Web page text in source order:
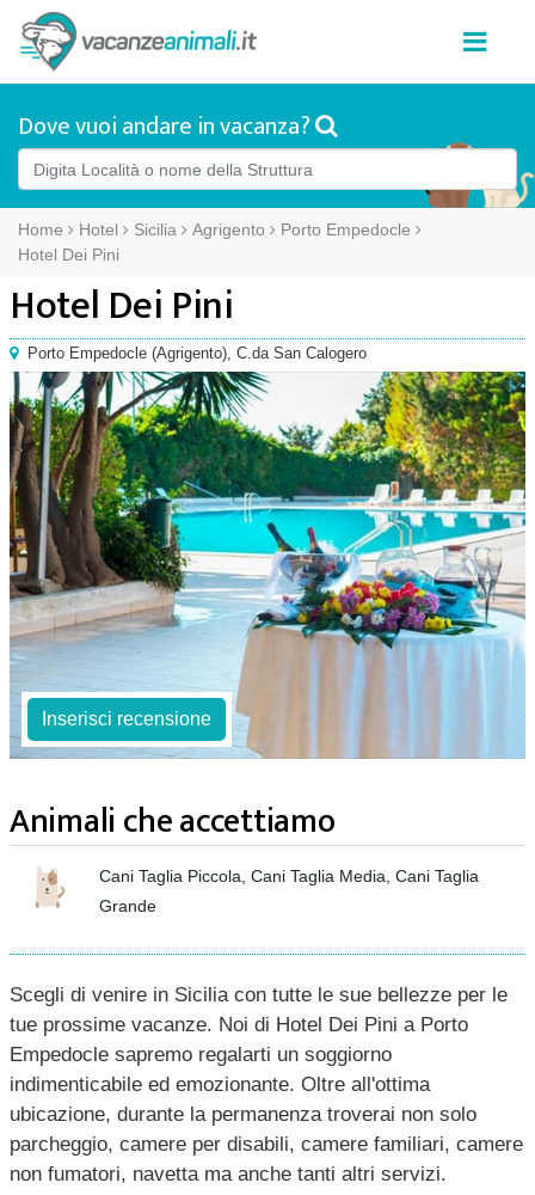
Dove vuoi andare in vacanza?
Home Hotel Sicilia Agrigento
Porto Empedocle
Hotel Dei Pini
Hotel Dei Pini
Porto Empedocle (Agrigento), C.da San Calogero
Inserisci recensione
Animali che accettiamo
Cani Taglia Piccola, Cani Taglia Media, Cani Taglia
Grande
Scegli di venire in Sicilia con tutte le sue bellezze per le
tue prossime vacanze. Noi di Hotel Dei Pini a Porto
Empedocle sapremo regalarti un soggiorno
indimenticabile ed emozionante. Oltre all'ottima
ubicazione, durante la permanenza troverai non solo
parcheggio, camere per disabili, camere familiari, camere
non fumatori, navetta ma anche tanti altri servizi.